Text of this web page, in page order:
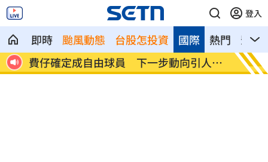
登入
即時 颱風動態 台股怎投資 熱門 影音
國際
命 費仔確定成自由球員 下一步動向引人關
注
米蘭
動